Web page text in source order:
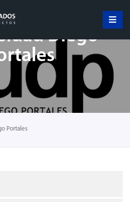
Diego
Portales